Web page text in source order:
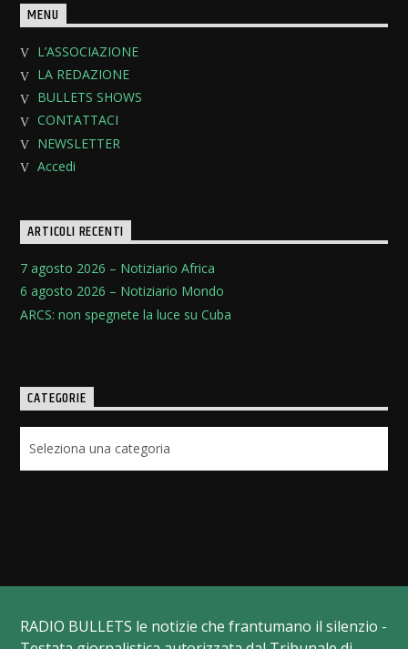
MENU
L’ASSOCIAZIONE
LA REDAZIONE
BULLETS SHOWS
CONTATTACI
NEWSLETTER
Accedi
ARTICOLI RECENTI
7 agosto 2026 – Notiziario Africa
6 agosto 2026 – Notiziario Mondo
ARCS: non spegnete la luce su Cuba
CATEGORIE
RADIO BULLETS le notizie che frantumano il silenzio -